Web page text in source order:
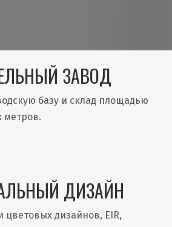
ЗАВОД
базу и склад площадью
метров.
ДИЗАЙН
цветовых дизайнов, EIR,